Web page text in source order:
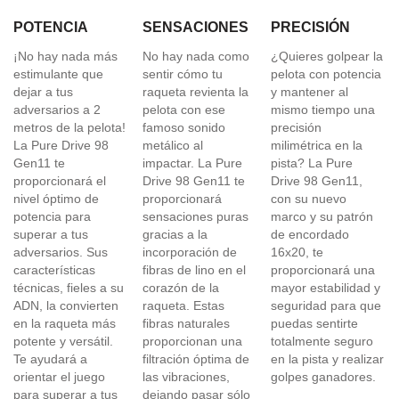
POTENCIA
¡No hay nada más
estimulante que
dejar a tus
adversarios a 2
metros de la pelota!
La Pure Drive 98
Gen11 te
proporcionará el
nivel óptimo de
potencia para
superar a tus
adversarios. Sus
características
técnicas, fieles a su
ADN, la convierten
en la raqueta más
potente y versátil.
Te ayudará a
orientar el juego
para superar a tus
SENSACIONES
No hay nada como
sentir cómo tu
raqueta revienta la
pelota con ese
famoso sonido
metálico al
impactar. La Pure
Drive 98 Gen11 te
proporcionará
sensaciones puras
gracias a la
incorporación de
fibras de lino en el
corazón de la
raqueta. Estas
fibras naturales
proporcionan una
filtración óptima de
las vibraciones,
dejando pasar sólo
PRECISIÓN
¿Quieres golpear la
pelota con potencia
y mantener al
mismo tiempo una
precisión
milimétrica en la
pista? La Pure
Drive 98 Gen11,
con su nuevo
marco y su patrón
de encordado
16x20, te
proporcionará una
mayor estabilidad y
seguridad para que
puedas sentirte
totalmente seguro
en la pista y realizar
golpes ganadores.